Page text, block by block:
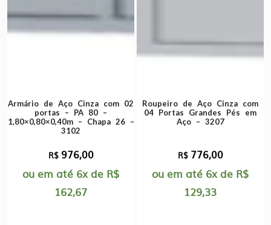
Armário de Aço Cinza com 02
portas – PA 80 –
1,80×0,80×0,40m – Chapa 26 –
3102
R$ 976,00
ou em até 6x de R$
162,67
Roupeiro de Aço Cinza com
04 Portas Grandes Pés em
Aço – 3207
R$ 776,00
ou em até 6x de R$
129,33